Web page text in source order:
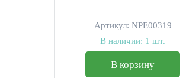
Артикул: NPE00319
В наличии: 1 шт.
В корзину